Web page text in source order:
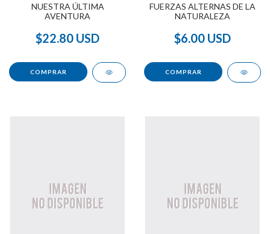
NUESTRA ÚLTIMA
AVENTURA
$22.80 USD
FUERZAS ALTERNAS DE LA
NATURALEZA
$6.00 USD